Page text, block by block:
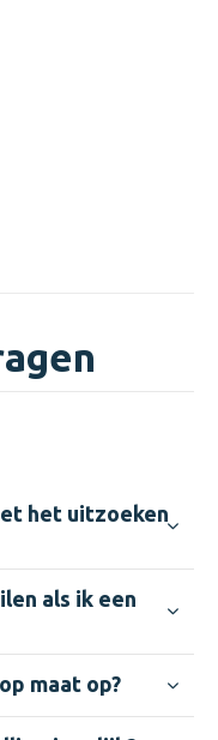
het uitzoeken
als ik een
maat op?